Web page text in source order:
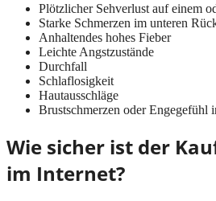
Plötzlicher Sehverlust auf einem
Starke Schmerzen im unteren
Anhaltendes hohes Fieber
Leichte Angstzustände
Durchfall
Schlaflosigkeit
Hautausschläge
Brustschmerzen oder Engegefühl
Wie sicher ist der
im Internet?